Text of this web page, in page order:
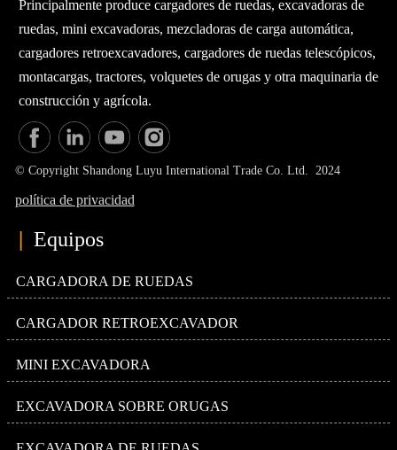
Principalmente produce cargadores de ruedas, excavadoras de
ruedas, mini excavadoras, mezcladoras de carga automática,
cargadores retroexcavadores, cargadores de ruedas telescópicos,
montacargas, tractores, volquetes de orugas y otra maquinaria de
construcción y agrícola.
© Copyright Shandong Luyu International Trade Co. Ltd. 2024
política de privacidad
| Equipos
CARGADORA DE RUEDAS
CARGADOR RETROEXCAVADOR
MINI EXCAVADORA
EXCAVADORA SOBRE ORUGAS